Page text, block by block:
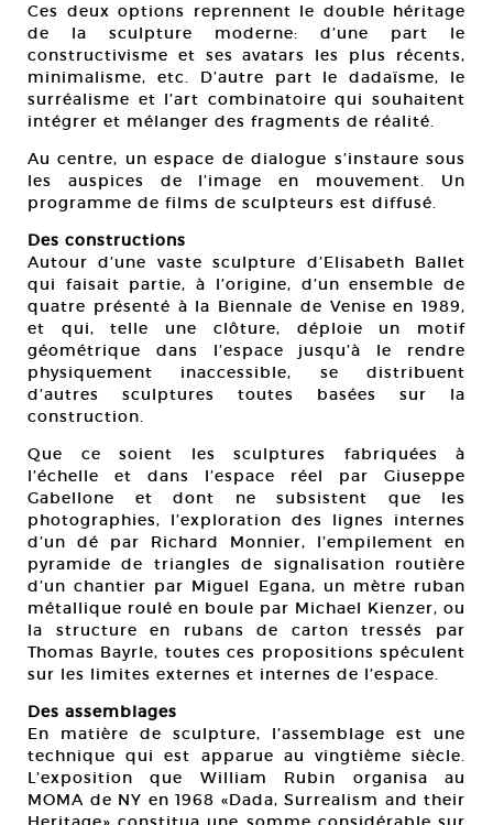
Ces deux options reprennent le double héritage
de la sculpture moderne: d’une part le
constructivisme et ses avatars les plus récents,
minimalisme, etc. D’autre part le dadaïsme, le
surréalisme et l’art combinatoire qui souhaitent
intégrer et mélanger des fragments de réalité.
Au centre, un espace de dialogue s’instaure sous
les auspices de l’image en mouvement. Un
programme de films de sculpteurs est diffusé.
Des constructions
Autour d’une vaste sculpture d’Elisabeth Ballet
qui faisait partie, à l’origine, d’un ensemble de
quatre présenté à la Biennale de Venise en 1989,
et qui, telle une clôture, déploie un motif
géométrique dans l’espace jusqu’à le rendre
physiquement inaccessible, se distribuent
d’autres sculptures toutes basées sur la
construction.
Que ce soient les sculptures fabriquées à
l’échelle et dans l’espace réel par Giuseppe
Gabellone et dont ne subsistent que les
photographies, l’exploration des lignes internes
d’un dé par Richard Monnier, l’empilement en
pyramide de triangles de signalisation routière
d’un chantier par Miguel Egana, un mètre ruban
métallique roulé en boule par Michael Kienzer, ou
la structure en rubans de carton tressés par
Thomas Bayrle, toutes ces propositions spéculent
sur les limites externes et internes de l’espace.
Des assemblages
En matière de sculpture, l’assemblage est une
technique qui est apparue au vingtième siècle.
L’exposition que William Rubin organisa au
MOMA de NY en 1968 «Dada, Surrealism and their